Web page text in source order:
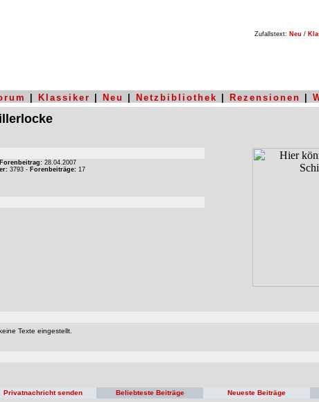
Zufallstext: Neu /
Klassiker Neu Netzbibliothek Rezensionen
28.04.2007
3793 - Forenbeiträge: 17
Texte eingestellt.
Privatnachricht senden Beliebteste Beiträge Neueste Beiträge